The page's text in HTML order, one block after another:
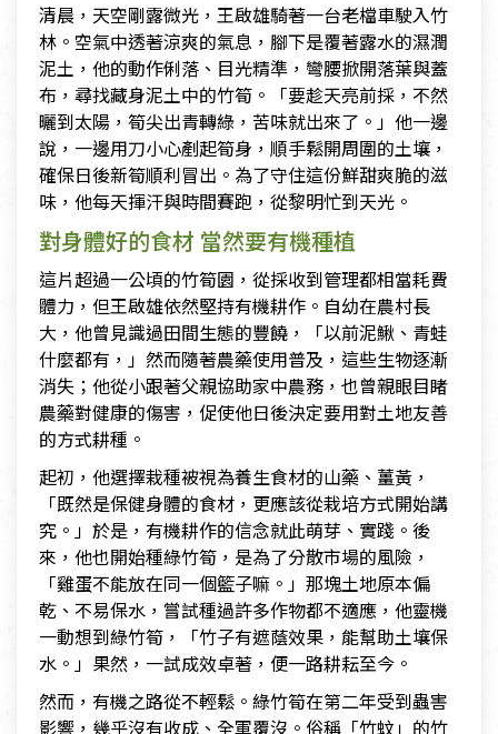
清晨，天空剛露微光，王啟雄騎著一台老檔車駛入竹
林。空氣中透著涼爽的氣息，腳下是覆著露水的濕潤
泥土，他的動作俐落、目光精準，彎腰掀開落葉與蓋
布，尋找藏身泥土中的竹筍。「要趁天亮前採，不然
曬到太陽，筍尖出青轉綠，苦味就出來了。」他一邊
說，一邊用刀小心剷起筍身，順手鬆開周圍的土壤，
確保日後新筍順利冒出。為了守住這份鮮甜爽脆的滋
味，他每天揮汗與時間賽跑，從黎明忙到天光。
對身體好的食材 當然要有機種植
這片超過一公頃的竹筍園，從採收到管理都相當耗費
體力，但王啟雄依然堅持有機耕作。自幼在農村長
大，他曾見識過田間生態的豐饒，「以前泥鰍、青蛙
什麼都有，」然而隨著農藥使用普及，這些生物逐漸
消失；他從小跟著父親協助家中農務，也曾親眼目睹
農藥對健康的傷害，促使他日後決定要用對土地友善
的方式耕種。
起初，他選擇栽種被視為養生食材的山藥、薑黃，
「既然是保健身體的食材，更應該從栽培方式開始講
究。」於是，有機耕作的信念就此萌芽、實踐。後
來，他也開始種綠竹筍，是為了分散市場的風險，
「雞蛋不能放在同一個籃子嘛。」那塊土地原本偏
乾、不易保水，嘗試種過許多作物都不適應，他靈機
一動想到綠竹筍，「竹子有遮蔭效果，能幫助土壤保
水。」果然，一試成效卓著，便一路耕耘至今。
然而，有機之路從不輕鬆。綠竹筍在第二年受到蟲害
影響，幾乎沒有收成、全軍覆沒。俗稱「竹蚊」的竹